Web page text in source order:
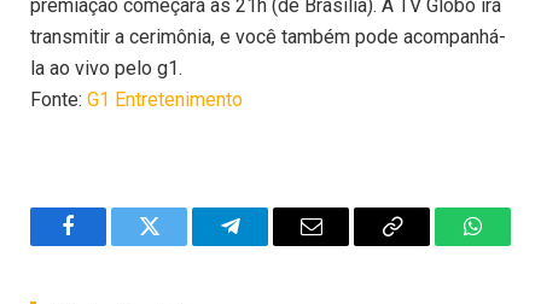
premiação começará às 21h (de Brasília). A TV Globo irá
transmitir a cerimônia, e você também pode acompanhá-
la ao vivo pelo g1.
Fonte: G1 Entretenimento
FacebookTwitter TelegramEmail
Copy